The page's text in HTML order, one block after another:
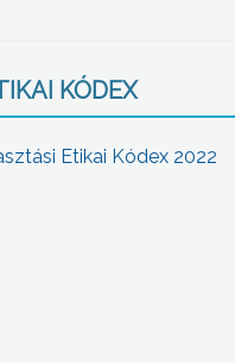
KÓDEX
Etikai Kódex 2022